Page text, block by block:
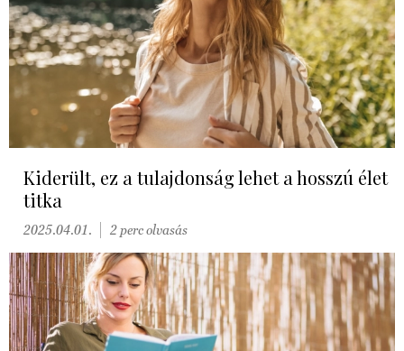
Kiderült, ez a tulajdonság lehet a hosszú élet
titka
2025.04.01. 2 perc olvasás